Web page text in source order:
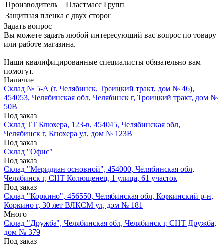
Производитель
Пластмасс Групп
Защитная пленка с двух сторон
Задать вопрос
Вы можете задать любой интересующий вас вопрос по товару
или работе магазина.
Наши квалифицированные специалисты обязательно вам
помогут.
Наличие
Склад № 5-А (г. Челябинск, Троицкий тракт, дом № 46),
454053, Челябинская обл, Челябинск г, Троицкий тракт, дом №
50В
Под заказ
Склад ТТ Блюхера, 123-в, 454045, Челябинская обл,
Челябинск г, Блюхера ул, дом № 123В
Под заказ
Склад "Офис"
Под заказ
Склад "Меридиан основной", 454000, Челябинская обл,
Челябинск г, СНТ Колющенец, 1 улица, 61 участок
Под заказ
Склад "Коркино", 456550, Челябинская обл, Коркинский р-н,
Коркино г, 30 лет ВЛКСМ ул, дом № 181
Много
Склад "Дружба", Челябинская обл, Челябинск г, СНТ Дружба,
дом № 379
Под заказ